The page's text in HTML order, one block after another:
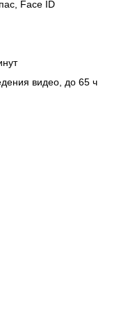
Face ID
видео, до 65 ч